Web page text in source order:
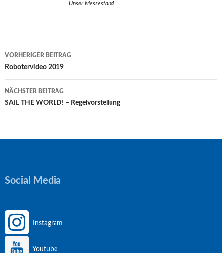
Unser Messestand
Beitragsnavigation
VORHERIGER BEITRAG
Robotervideo 2019
NÄCHSTER BEITRAG
SAIL THE WORLD! – Regelvorstellung
Social Media
Instagram
Youtube